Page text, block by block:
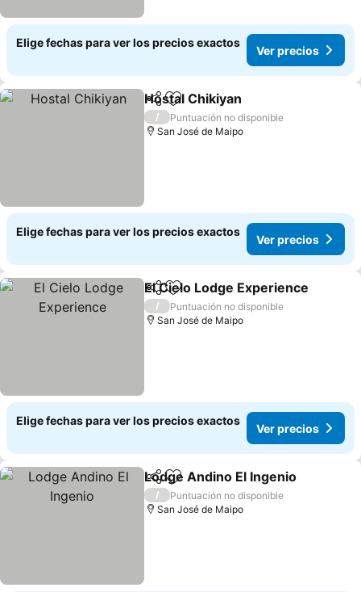
Elige fechas para ver los precios exactos
Ver precios
CompartirAgregar a favoritos
Hostal Chikiyan
/
Puntuación no disponible
San José de Maipo
Elige fechas para ver los precios exactos
Ver precios
CompartirAgregar a favoritos
El Cielo Lodge Experience
/
Puntuación no disponible
San José de Maipo
Elige fechas para ver los precios exactos
Ver precios
CompartirAgregar a favoritos
Lodge Andino El Ingenio
/
Puntuación no disponible
San José de Maipo